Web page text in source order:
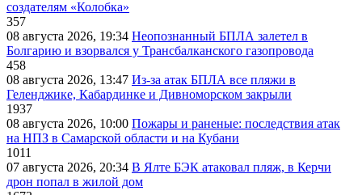
создателям «Колобка»
357
08 августа 2026, 19:34 Неопознанный БПЛА залетел в
Болгарию и взорвался у Трансбалканского газопровода
458
08 августа 2026, 13:47 Из-за атак БПЛА все пляжи в
Геленджике, Кабардинке и Дивноморском закрыли
1937
08 августа 2026, 10:00 Пожары и раненые: последствия атак
на НПЗ в Самарской области и на Кубани
1011
07 августа 2026, 20:34 В Ялте БЭК атаковал пляж, в Керчи
дрон попал в жилой дом